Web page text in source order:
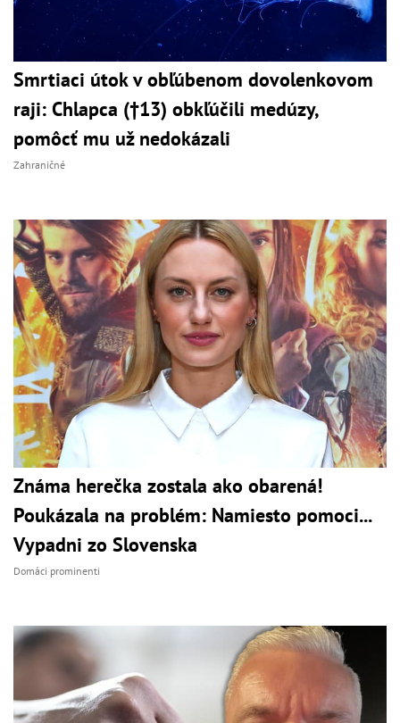
Smrtiaci útok v obľúbenom dovolenkovom
raji: Chlapca (†13) obkľúčili medúzy,
pomôcť mu už nedokázali
Zahraničné
Známa herečka zostala ako obarená!
Poukázala na problém: Namiesto pomoci...
Vypadni zo Slovenska
Domáci prominenti